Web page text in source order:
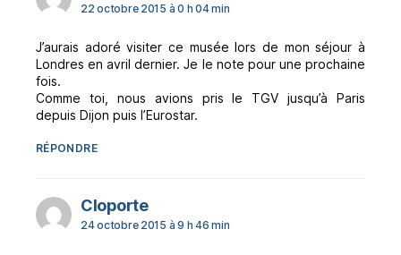
22 octobre 2015 à 0 h 04 min
J’aurais adoré visiter ce musée lors de mon séjour à
Londres en avril dernier. Je le note pour une prochaine
fois.
Comme toi, nous avions pris le TGV jusqu’à Paris
depuis Dijon puis l’Eurostar.
RÉPONDRE
Cloportedit :
24 octobre 2015 à 9 h 46 min